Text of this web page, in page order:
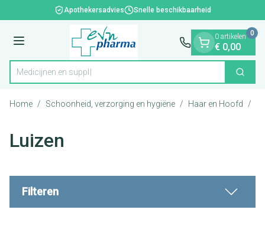
Ga naar de inhoudApothekersadvies Snelle beschikbaarheid
Menu
Product, merk, categorie... Zoek
0 artikelen
€ 0,00
0
Home / Schoonheid, verzorging en hygiëne / Haar en Hoofd /
Luizen
Filteren